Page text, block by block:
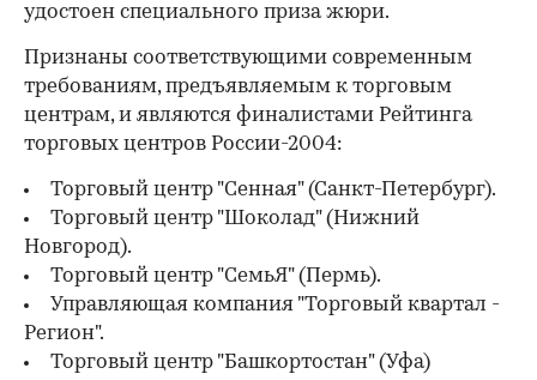
удостоен специального приза жюри.
Признаны соответствующими современным
требованиям, предъявляемым к торговым
центрам, и являются финалистами Рейтинга
торговых центров России-2004:
Торговый центр "Сенная" (Санкт-Петербург).
Торговый центр "Шоколад" (Нижний
Новгород).
Торговый центр "СемьЯ" (Пермь).
Управляющая компания "Торговый квартал -
Регион".
Торговый центр "Башкортостан" (Уфа)